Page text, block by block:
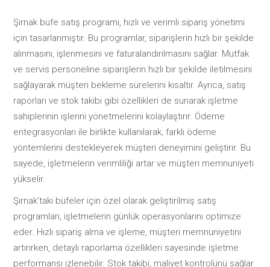
Şırnak büfe satış programı, hızlı ve verimli sipariş yönetimi
için tasarlanmıştır. Bu programlar, siparişlerin hızlı bir şekilde
alınmasını, işlenmesini ve faturalandırılmasını sağlar. Mutfak
ve servis personeline siparişlerin hızlı bir şekilde iletilmesini
sağlayarak müşteri bekleme sürelerini kısaltır. Ayrıca, satış
raporları ve stok takibi gibi özellikleri de sunarak işletme
sahiplerinin işlerini yönetmelerini kolaylaştırır. Ödeme
entegrasyonları ile birlikte kullanılarak, farklı ödeme
yöntemlerini destekleyerek müşteri deneyimini geliştirir. Bu
sayede, işletmelerin verimliliği artar ve müşteri memnuniyeti
yükselir.
Şırnak’taki büfeler için özel olarak geliştirilmiş satış
programları, işletmelerin günlük operasyonlarını optimize
eder. Hızlı sipariş alma ve işleme, müşteri memnuniyetini
artırırken, detaylı raporlama özellikleri sayesinde işletme
performansı izlenebilir. Stok takibi, maliyet kontrolünü sağlar